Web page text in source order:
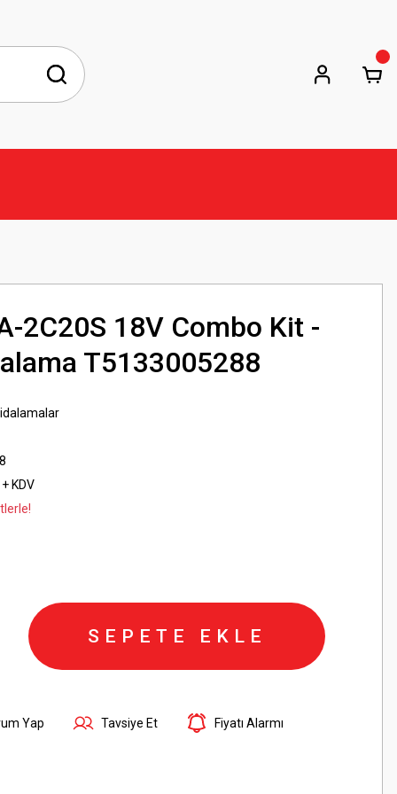
2C20S 18V Combo Kit -
T5133005288
KDV
SEPETE EKLE
Yap Tavsiye Et Fiyatı Alarmı